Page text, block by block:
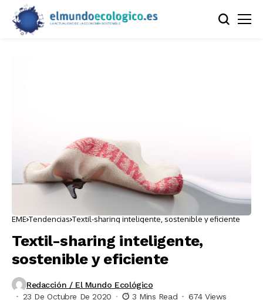
EME Tendencias Textil-sharing inteligente, sostenible y eficiente
Textil-sharing inteligente,
sostenible y eficiente
Redacción / El Mundo Ecológico
23 De Octubre De 2020
3 Mins Read 674 Views